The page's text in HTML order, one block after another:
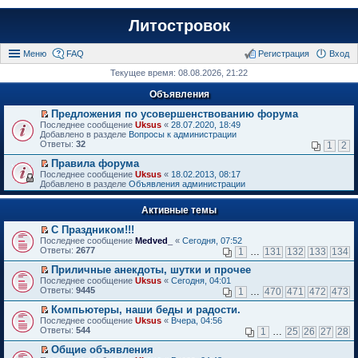
Литостровок
Меню FAQ Вход
Регистрация
Текущее время: 08.08.2026, 21:22
Объявления
П
е
р
й
т
и
к
п
в
о
м
у
н
е
п
р
о
ч
и
т
а
н
Предложения по усовершенствованию форума
Последнее сообщение Uksus « 28.07.2020, 18:49
Добавлено в разделе Вопросы к администрации
Ответы: 32 1 2
П
е
р
е
т
и
к
п
р
в
о
м
у
н
е
п
р
о
Правила форума
Последнее сообщение Uksus « 18.02.2013, 08:17
Добавлено в разделе Объявления администрации
Активные темы
П
е
е
й
т
и
к
п
е
р
в
о
С Праздником!!!
Последнее сообщение Medved_ « Сегодня, 07:52
Ответы: 2677 1 … 131 132 133 134
П
е
е
й
т
и
к
п
Приличные анекдоты, шутки и прочее
Последнее сообщение Uksus « Сегодня, 04:01
Ответы: 9445 1 … 470 471 472 473
П
е
е
Компьютеры, наши беды и радости.
Последнее сообщение Uksus « Вчера, 04:56
Ответы: 544 1 … 25 26 27 28
Общие объявления